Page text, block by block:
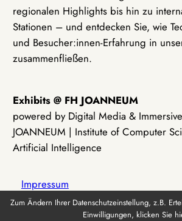
regionalen Highlights bis hin zu
Stationen – und entdecken Sie, wie
und Besucher:innen-Erfahrung in
zusammenfließen.
Exhibits @ FH JOANNEUM
powered by Digital Media &
JOANNEUM | Institute of Computer
Artificial Intelligence
Impressum
Zum Ändern Ihrer Datenschutzeinstellung, z.B.
Einwilligungen, klicken Sie